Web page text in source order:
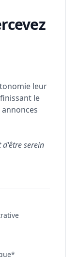
leur
le
serein